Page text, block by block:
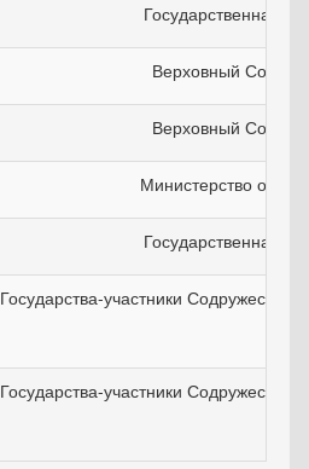
Государственная
Верховный Совет
Верховный Совет
Министерство
Государственная
Государства-участники Содружества
Государства-участники Содружества